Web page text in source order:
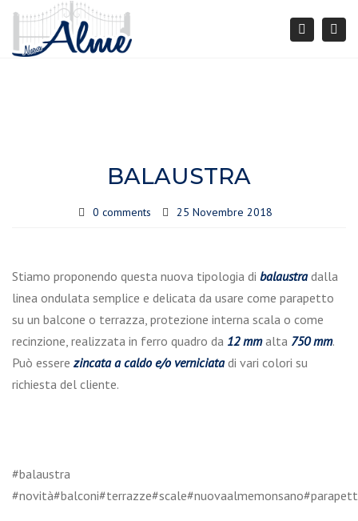
Search
BALAUSTRA
0 comments 25 Novembre 2018
Stiamo proponendo questa nuova tipologia di balaustradalla
linea ondulata semplice e delicata da usare come parapetto
su un balcone o terrazza, protezione interna scala o come
recinzione, realizzata in ferro quadro da 12 mm alta 750 mm.
Può essere zincata a caldo e/o verniciatadi vari colori su
richiesta del cliente.
#balaustra